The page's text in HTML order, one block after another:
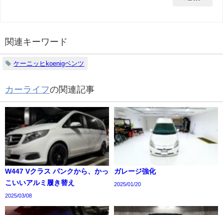
関連キーワード
ケーニッヒkoenigベンツ
カーライフの関連記事
W447 Vクラス パンクから、かっ
こいいアルミ履き替え
2025/03/08
ガレージ強化
2025/01/20